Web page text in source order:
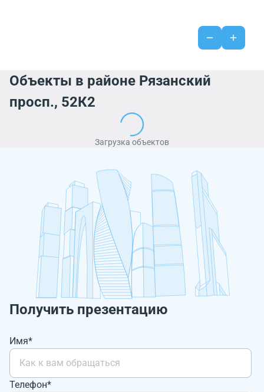
Объекты в районе Рязанский
просп., 52К2
Загрузка объектов
Получить презентацию
Имя*
Телефон*